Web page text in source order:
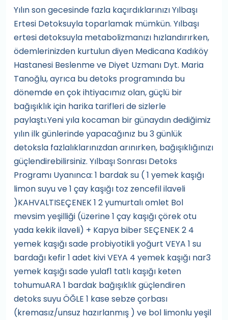
Yılın son gecesinde fazla kaçırdıklarınızı Yılbaşı
Ertesi Detoksuyla toparlamak mümkün. Yılbaşı
ertesi detoksuyla metabolizmanızı hızlandırırken,
ödemlerinizden kurtulun diyen Medicana Kadıköy
Hastanesi Beslenme ve Diyet Uzmanı Dyt. Maria
Tanoğlu, ayrıca bu detoks programında bu
dönemde en çok ihtiyacımız olan, güçlü bir
bağışıklık için harika tarifleri de sizlerle
paylaştı.Yeni yıla kocaman bir günaydın dediğimiz
yılın ilk günlerinde yapacağınız bu 3 günlük
detoksla fazlalıklarınızdan arınırken, bağışıklığınızı
güçlendirebilirsiniz. Yılbaşı Sonrası Detoks
Programı Uyanınca: 1 bardak su ( 1 yemek kaşığı
limon suyu ve 1 çay kaşığı toz zencefil ilaveli
)KAHVALTISEÇENEK 1 2 yumurtalı omlet Bol
mevsim yeşilliği (üzerine 1 çay kaşığı çörek otu
yada kekik ilaveli) + Kapya biber SEÇENEK 2 4
yemek kaşığı sade probiyotikli yoğurt VEYA 1 su
bardağı kefir 1 adet kivi VEYA 4 yemek kaşığı nar3
yemek kaşığı sade yulaf1 tatlı kaşığı keten
tohumuARA 1 bardak bağışıklık güçlendiren
detoks suyu ÖĞLE 1 kase sebze çorbası
(kremasız/unsuz hazırlanmış ) ve bol limonlu yeşil